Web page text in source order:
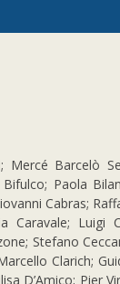
Mercé Barcelò
Paola
Cabras;
Caravale; Luigi
Stefano
Clarich;
D’Amico; Pier